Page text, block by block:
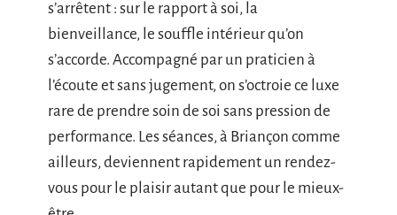
s’arrêtent : sur le rapport à soi, la
bienveillance, le souffle intérieur qu’on
s’accorde. Accompagné par un praticien à
l’écoute et sans jugement, on s’octroie ce luxe
rare de prendre soin de soi sans pression de
performance. Les séances, à Briançon comme
ailleurs, deviennent rapidement un rendez-
vous pour le plaisir autant que pour le mieux-